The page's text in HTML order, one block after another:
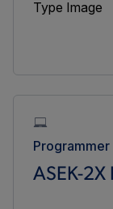
Programmer
ASEK-